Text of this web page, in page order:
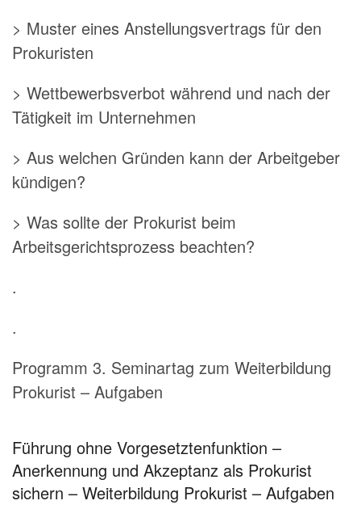
> Muster eines Anstellungsvertrags für den
Prokuristen
> Wettbewerbsverbot während und nach der
Tätigkeit im Unternehmen
> Aus welchen Gründen kann der Arbeitgeber
kündigen?
> Was sollte der Prokurist beim
Arbeitsgerichtsprozess beachten?
.
.
Programm 3. Seminartag zum Weiterbildung
Prokurist – Aufgaben
Führung ohne Vorgesetztenfunktion –
Anerkennung und Akzeptanz als Prokurist
sichern – Weiterbildung Prokurist – Aufgaben